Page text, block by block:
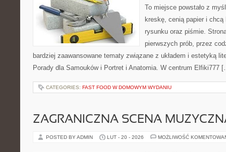
To miejsce powstało z
kreskę, cenią papier i chcą
rysunku oraz piśmie.
pierwszych prób, przez
bardziej zaawansowane tematy związane z układem i estetyką
Porady dla Samouków i Portret i Anatomia. W centrum Elfiki777
CATEGORIES: FAST FOOD W DOMOWYM WYDANIU
ZAGRANICZNA SCENA
POSTED BY ADMIN LUT - 20 - 2026 MOŻLIWOŚĆ